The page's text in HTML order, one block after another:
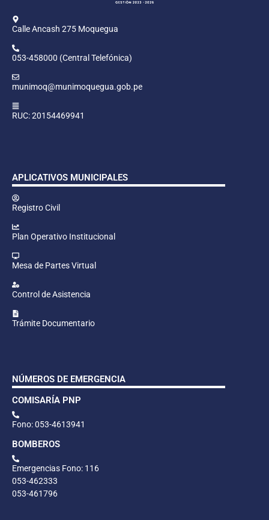
Calle Ancash 275 Moquegua
053-458000 (Central Telefónica)
munimoq@munimoquegua.gob.pe
RUC: 20154469941
APLICATIVOS MUNICIPALES
Registro Civil
Plan Operativo Institucional
Mesa de Partes Virtual
Control de Asistencia
Trámite Documentario
NÚMEROS DE EMERGENCIA
COMISARÍA PNP
Fono: 053-4613941
BOMBEROS
Emergencias Fono: 116
053-462333
053-461796